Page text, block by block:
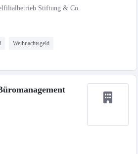
Stiftung & Co.
Weihnachtsgeld